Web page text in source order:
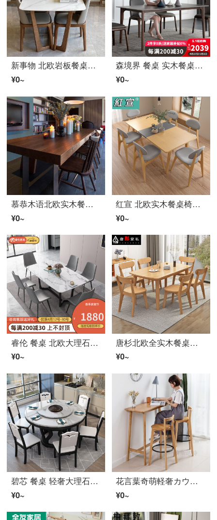
新事物 北欧岩板餐桌胡桃木色现代シンプル中小户型客厅吃饭テーブル轻奢实木餐桌椅组合网红极简款家用家具 1.4米餐桌+4椅
¥0~
森境界 餐桌 实木餐桌椅组合北欧岩板餐桌シンプル小户型长方形饭テーブル 1.6*0.9米【实木餐桌】 一桌6椅
¥0~
慕恭木语北欧实木餐桌椅组合家用大户型餐厅现代シンプル长方形6人饭桌 テーブル：160*70*75 木板5cm
¥0~
红宣 北欧实木餐桌椅组合小户型餐厅橡胶木伸缩餐台饭テーブル 1.4米单餐桌
¥0~
睿伦 餐桌 北欧大理石餐桌椅组合4人6家用シンプル现代小户型意式实木长方形饭桌 180*90*75cm 1桌8椅
¥0~
唐杉北欧全实木餐桌现代シンプル橡木小户型吃饭桌家用餐桌椅组合定制家具 100*60*75单桌原木色
¥0~
碧芯 餐桌 轻奢大理石餐桌北欧圆桌带转盘饭桌圆形旋转实木家用电磁炉餐桌椅组合 1.3一桌8椅(胡桃色带转盘)
¥0~
花言葉奇萌軽奢カウンター家庭用ベランダカウンター窓際一体テーブル北欧家庭用リビング実木仕切り小戸型長条バーテブール1.4メートル長さテーブル
¥0~